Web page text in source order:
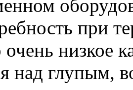
при
очень низкое
над глупым,